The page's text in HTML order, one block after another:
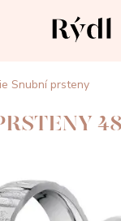
Snubní prsteny